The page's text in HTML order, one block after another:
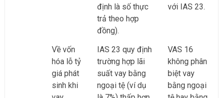
định là số thực
trả theo hợp
đồng).
với IAS 23.
Về vốn
hóa lỗ tỷ
giá phát
sinh khi
IAS 23 quy định
trường hợp lãi
suất vay bằng
ngoại tệ (ví dụ
VAS 16
không phân
biệt vay
bằng ngoại